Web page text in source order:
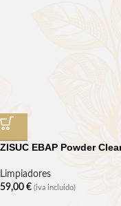
ZISUC EBAP Powder
Limpiadores
59,00 € (iva incluido)